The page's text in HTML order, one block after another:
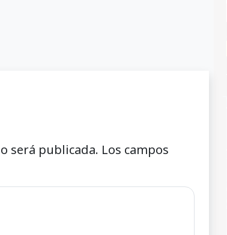
será publicada. Los campos